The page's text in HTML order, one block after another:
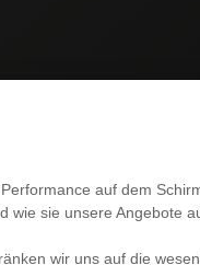
auf dem
sie unsere Angebote
wir uns auf die
SERVICE